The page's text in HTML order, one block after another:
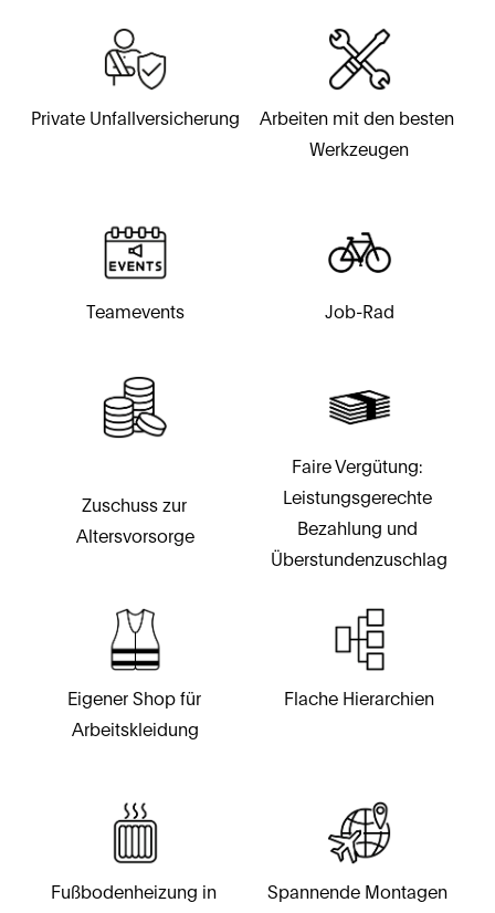
Private Unfallversicherung
Arbeiten mit den besten
Werkzeugen
Teamevents Job-Rad
Eigener Shop für
Arbeitskleidung
Flache Hierarchien
Fußbodenheizung in
Spannende Montagen
Faire Vergütung:
Leistungsgerechte
Bezahlung und
Überstundenzuschlag
Zuschuss zur
Altersvorsorge